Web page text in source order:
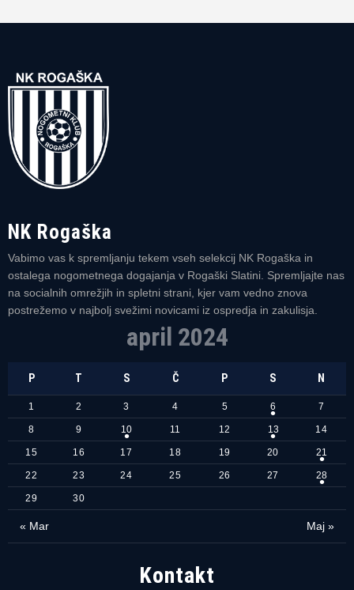
NK Rogaška
Vabimo vas k spremljanju tekem vseh selekcij NK Rogaška in
ostalega nogometnega dogajanja v Rogaški Slatini. Spremljajte nas
na socialnih omrežjih in spletni strani, kjer vam vedno znova
postrežemo v najbolj svežimi novicami iz ospredja in zakulisja.
april 2024
P T S Č P S N
« Mar Maj »
1 2 3 4 5 6 7
8 9 10 11 12 13 14
15 16 17 18 19 20 21
22 23 24 25 26 27 28
29 30
Kontakt